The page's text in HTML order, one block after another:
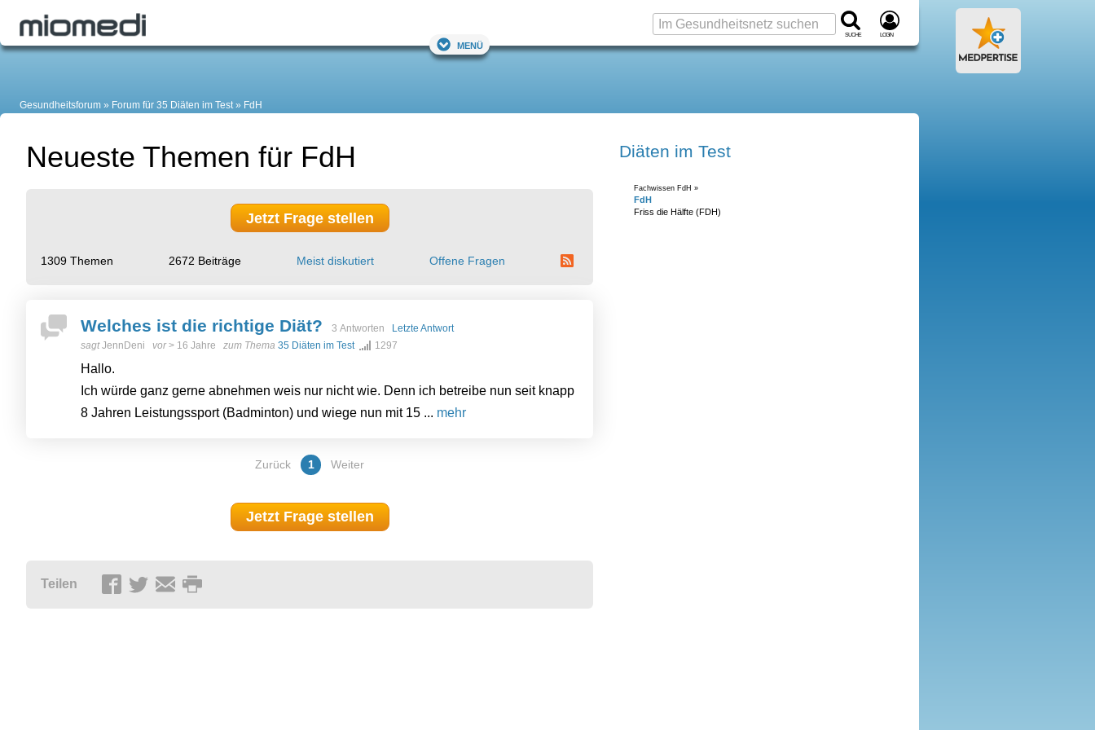
Suche Login
Menü
Gesundheitsforum Forum für 35 Diäten im Test FdH
Neueste Themen für FdH
Jetzt Frage stellen
1309 Themen 2672 Beiträge Meist diskutiert Offene Fragen
Welches ist die richtige Diät? 3 Antworten
Letzte Antwort
sagtJennDeni vor> 16 Jahre zum Thema 35 Diäten im Test 1297
Hallo.
Ich würde ganz gerne abnehmen weis nur nicht wie. Denn ich betreibe nun seit knapp
8 Jahren Leistungssport (Badminton) und wiege nun mit 15 ... mehr
Zurück 1 Weiter
Jetzt Frage stellen
Teilen
Diäten im Test
Fachwissen FdH »
FdH
Friss die Hälfte (FDH)